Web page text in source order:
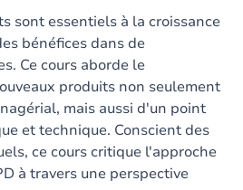
sont essentiels à la croissance
bénéfices dans de
Ce cours aborde le
produits non seulement
mais aussi d'un point
et technique. Conscient des
ce cours critique l'approche
à travers une perspective